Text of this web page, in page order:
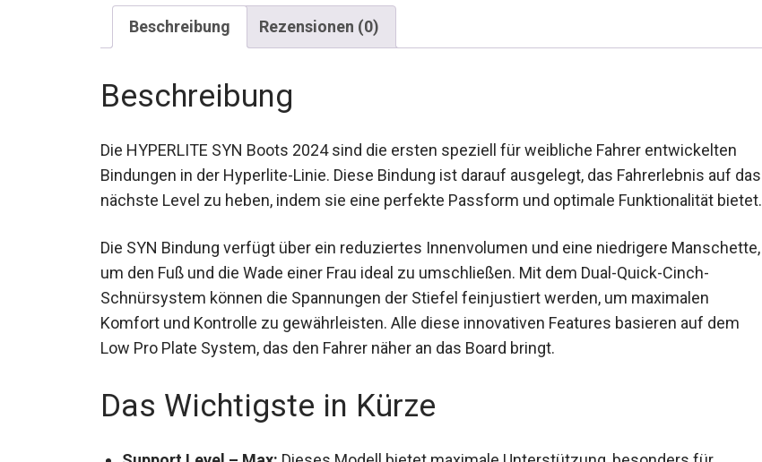
Beschreibung Rezensionen (0)
Beschreibung
Die HYPERLITE SYN Boots 2024 sind die ersten speziell für weibliche Fahrer entwickelten
Bindungen in der Hyperlite-Linie. Diese Bindung ist darauf ausgelegt, das Fahrerlebnis auf das
nächste Level zu heben, indem sie eine perfekte Passform und optimale Funktionalität bietet.
Die SYN Bindung verfügt über ein reduziertes Innenvolumen und eine niedrigere Manschette,
um den Fuß und die Wade einer Frau ideal zu umschließen. Mit dem Dual-Quick-Cinch-
Schnürsystem können die Spannungen der Stiefel feinjustiert werden, um maximalen
Komfort und Kontrolle zu gewährleisten. Alle diese innovativen Features basieren auf dem
Low Pro Plate System, das den Fahrer näher an das Board bringt.
Das Wichtigste in Kürze